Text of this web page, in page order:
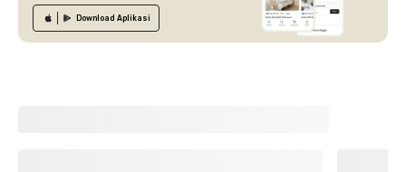
Download Aplikasi